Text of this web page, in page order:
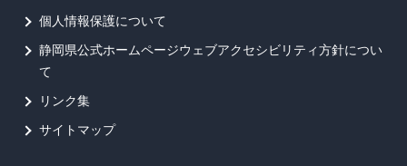
個人情報保護について
静岡県公式ホームページウェブアクセシビリティ方針につい
て
リンク集
サイトマップ